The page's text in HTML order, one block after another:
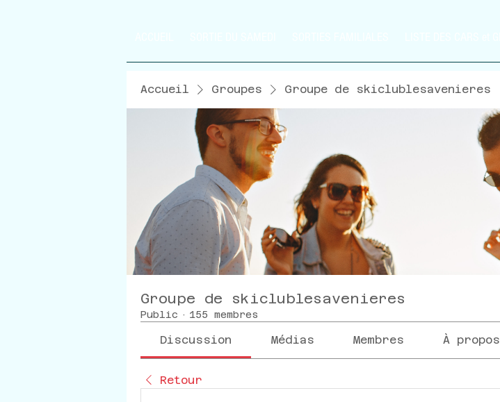
Accueil Groupes Groupe de skiclublesavenieres
Groupe de skiclublesavenieres
Public · 155 membres
Discussion Médias Membres À propos
Retour